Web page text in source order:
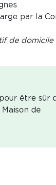
par la
de domicile
être sûr
de